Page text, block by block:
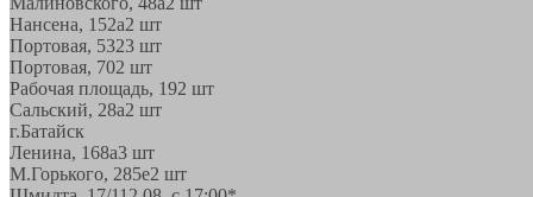
Нансена, 152а2 шт
Портовая, 5323 шт
Портовая, 702 шт
Рабочая площадь, 192 шт
Сальский, 28a2 шт
г.Батайск
Ленина, 168а3 шт
М.Горького, 285е2 шт